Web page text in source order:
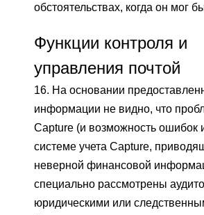
обстоятельствах, когда он мог
Функции контроля и
управления почтой
16. На основании
информации не видно, что
Capture (и возможность ошибок
системе учета Capture,
неверной финансовой
специально рассмотрены
юридическими или